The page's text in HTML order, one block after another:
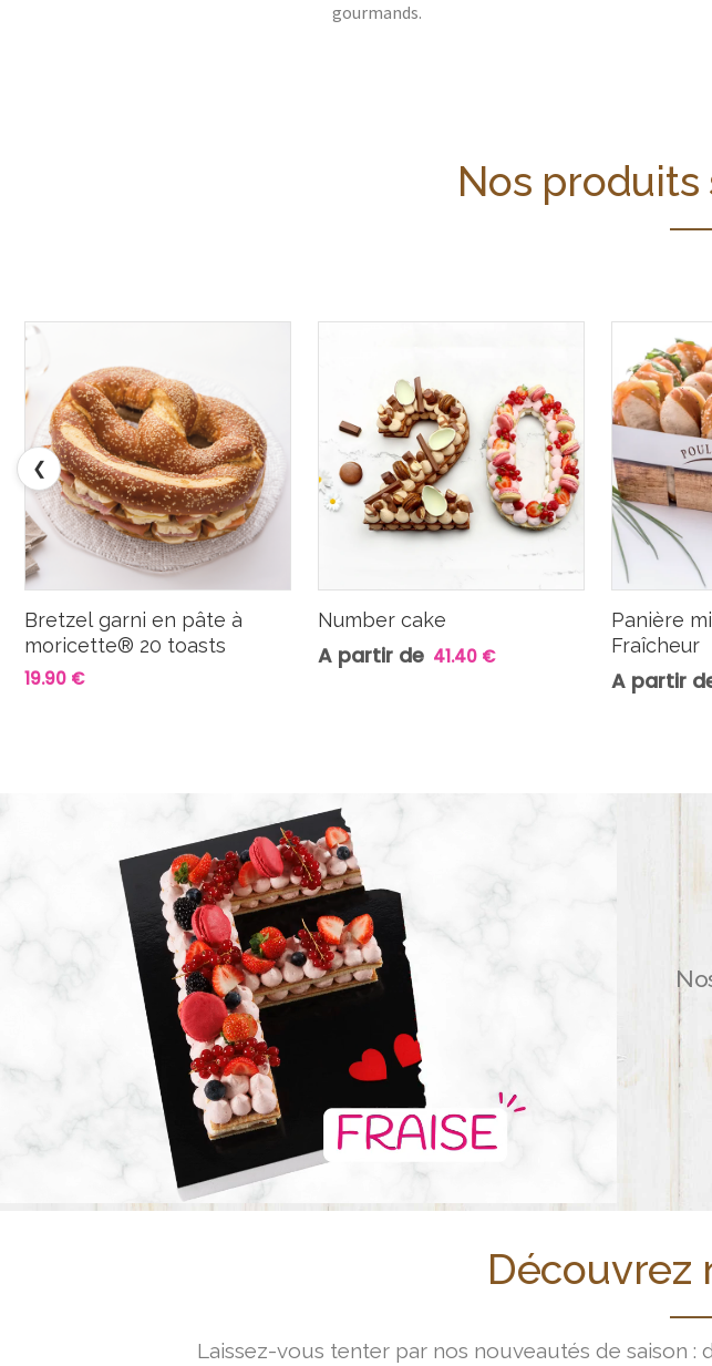
gourmands.
Nos
Bretzel garni en pâte à
moricette® 20 toasts
19.90 €
Number cake
A partir de 41.40 €
Panière
Fraîcheur
A partir
❮
Découvrez
Laissez-vous tenter par nos nouveautés de saison :